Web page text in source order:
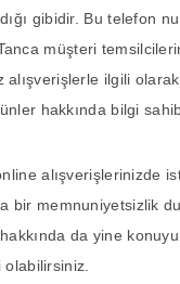
gibidir. Bu telefon
müşteri
alışverişlerle ilgili
hakkında bilgi
alışverişlerinizde
bir memnuniyetsizlik
da yine